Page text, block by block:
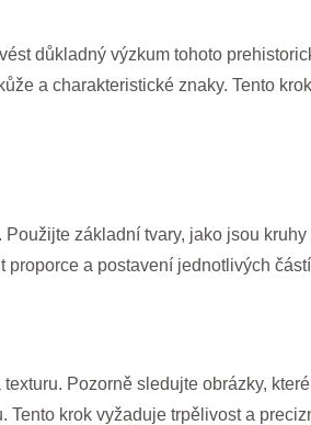
důkladný výzkum tohoto
a charakteristické znaky. Tento
základní tvary, jako jsou
a postavení jednotlivých
Pozorně sledujte obrázky,
krok vyžaduje trpělivost a